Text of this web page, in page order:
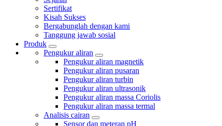
Sertifikat
Kisah Sukses
Bergabunglah dengan kami
Tanggung jawab sosial
Produk
Pengukur aliran
Pengukur aliran magnetik
Pengukur aliran pusaran
Pengukur aliran turbin
Pengukur aliran ultrasonik
Pengukur aliran massa Coriolis
Pengukur aliran massa termal
Analisis cairan
Sensor dan meteran pH